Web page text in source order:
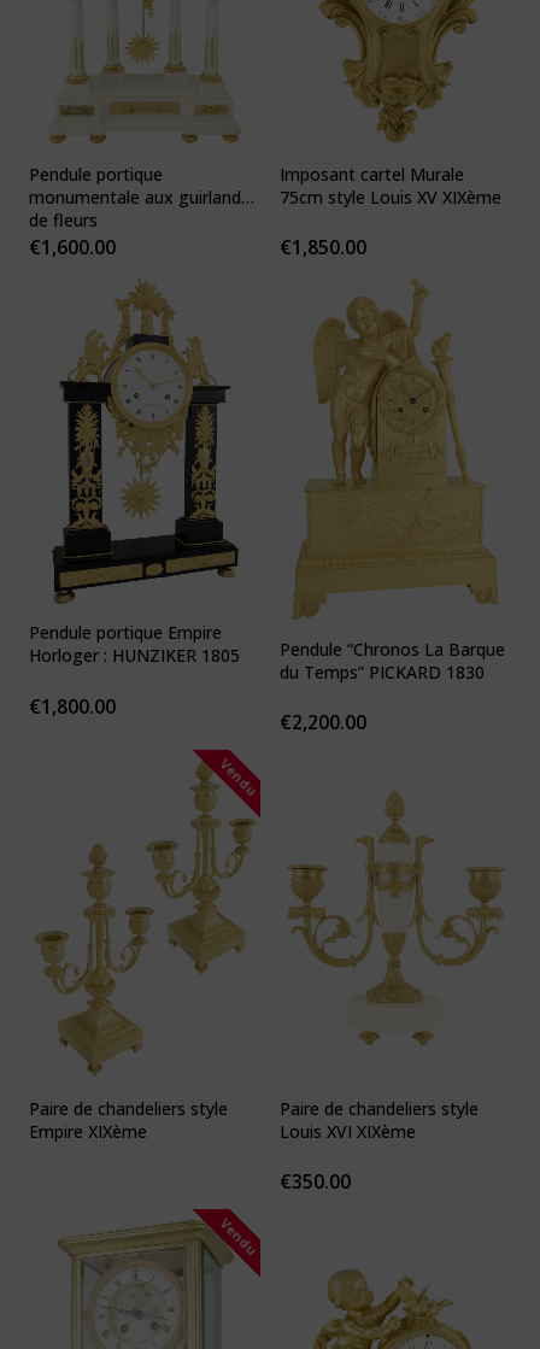
Pendule portique
monumentale aux guirlandes
de fleurs
€1,600.00
Imposant cartel Murale
75cm style Louis XV XIXème
€1,850.00
Pendule portique Empire
Horloger : HUNZIKER 1805
€1,800.00
Pendule “Chronos La Barque
du Temps” PICKARD 1830
€2,200.00
Vendu
Paire de chandeliers style
Empire XIXème
Paire de chandeliers style
Louis XVI XIXème
€350.00
Vendu